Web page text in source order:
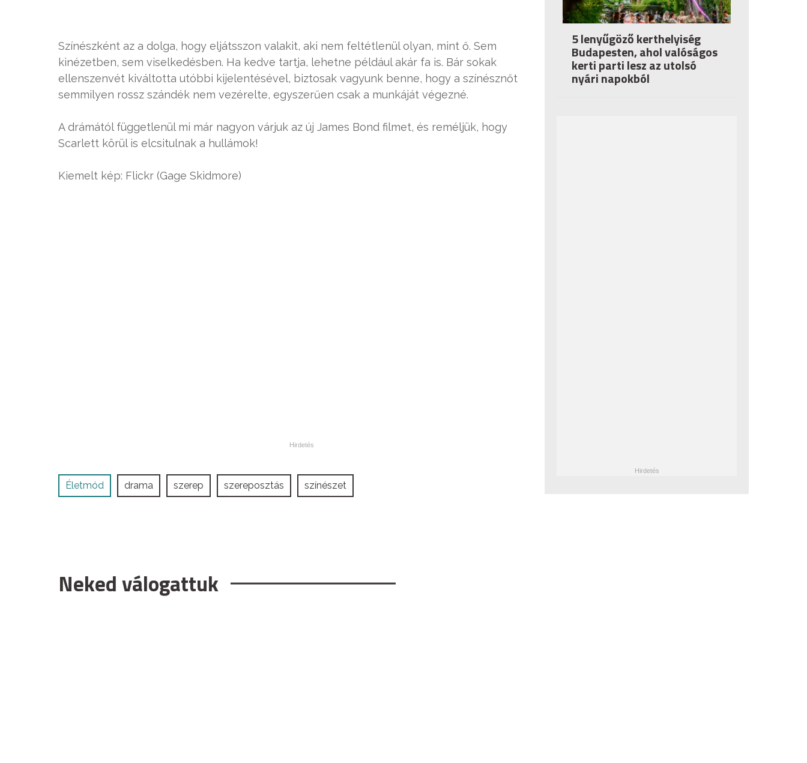
Színészként az a dolga, hogy eljátsszon valakit, aki nem feltétlenül olyan, mint ő. Sem
kinézetben, sem viselkedésben. Ha kedve tartja, lehetne például akár fa is. Bár sokak
ellenszenvét kiváltotta utóbbi kijelentésével, biztosak vagyunk benne, hogy a színésznőt
semmilyen rossz szándék nem vezérelte, egyszerűen csak a munkáját végezné.
A drámától függetlenül mi már nagyon várjuk az új James Bond filmet, és reméljük, hogy
Scarlett körül is elcsitulnak a hullámok!
Kiemelt kép: Flickr (Gage Skidmore)
Életmód drama szerep szereposztás színészet
Neked válogattuk
5 lenyűgöző kerthelyiség
Budapesten, ahol valóságos
kerti parti lesz az utolsó
nyári napokból